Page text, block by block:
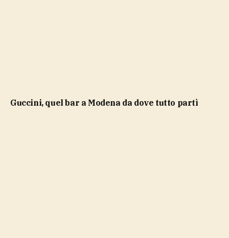
Guccini, quel bar a Modena da dove tutto partì